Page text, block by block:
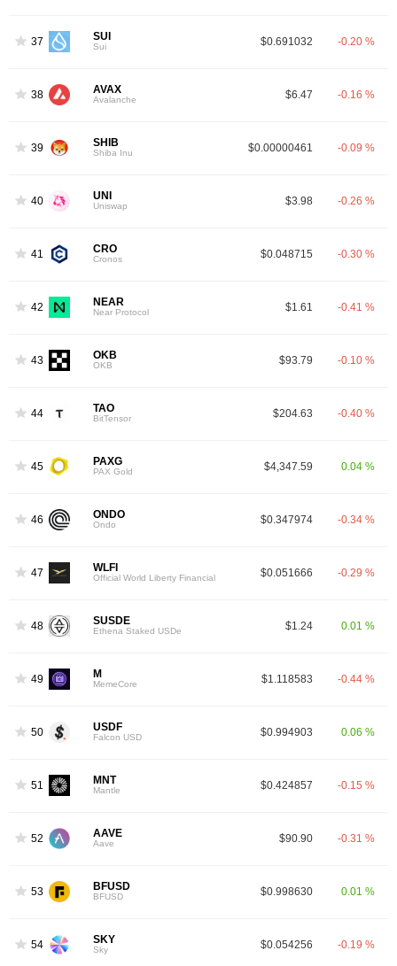
37 SUI
Sui $0.691032 -0.20 %
38 AVAX
Avalanche $6.47 -0.16 %
39 SHIB
Shiba Inu $0.00000461 -0.09 %
40 UNI
Uniswap $3.98 -0.26 %
41 CRO
Cronos $0.048715 -0.30 %
42 NEAR
Near Protocol $1.61 -0.41 %
43 OKB
OKB $93.79 -0.10 %
44 TAO
BitTensor $204.63 -0.40 %
45 PAXG
PAX Gold $4,347.59 0.04 %
46 ONDO
Ondo $0.347974 -0.34 %
47 WLFI
Official World Liberty Financial $0.051666 -0.29 %
48 SUSDE
Ethena Staked USDe $1.24 0.01 %
49 M
MemeCore $1.118583 -0.44 %
50 USDF
Falcon USD $0.994903 0.06 %
51 MNT
Mantle $0.424857 -0.15 %
52 AAVE
Aave $90.90 -0.31 %
53 BFUSD
BFUSD $0.998630 0.01 %
54 SKY
Sky $0.054256 -0.19 %